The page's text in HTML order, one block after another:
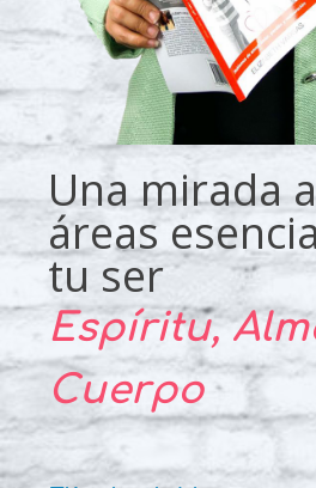
Una mirada
áreas
tu ser
Espíritu,
Cuerpo